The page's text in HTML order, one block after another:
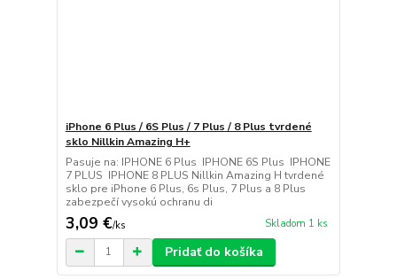
iPhone 6 Plus / 6S Plus / 7 Plus / 8 Plus tvrdené
sklo Nillkin Amazing H+
Pasuje na: IPHONE 6 Plus IPHONE 6S Plus IPHONE
7 PLUS IPHONE 8 PLUS Nillkin Amazing H tvrdené
sklo pre iPhone 6 Plus, 6s Plus, 7 Plus a 8 Plus
zabezpečí vysokú ochranu di
3,09 €/ks Skladom 1 ks
Pridať do košíka